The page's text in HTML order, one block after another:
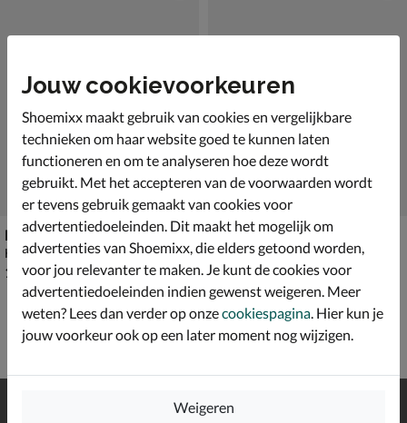
Hub Kingston 2.1
Hoge sneakers - cognac
€ 129,99
129,99
Hub Mark
Veterboots - cognac
€ 119,99
119,99
verzending en retour*
Jouw cookievoorkeuren
Shoemixx maakt gebruik van cookies en vergelijkbare
technieken om haar website goed te kunnen laten
functioneren en om te analyseren hoe deze wordt
gebruikt. Met het accepteren van de voorwaarden wordt
er tevens gebruik gemaakt van cookies voor
advertentiedoeleinden. Dit maakt het mogelijk om
advertenties van Shoemixx, die elders getoond worden,
voor jou relevanter te maken. Je kunt de cookies voor
advertentiedoeleinden indien gewenst weigeren. Meer
weten? Lees dan verder op onzecookiespagina . Hier kun je
jouw voorkeur ook op een later moment nog wijzigen.
Weigeren